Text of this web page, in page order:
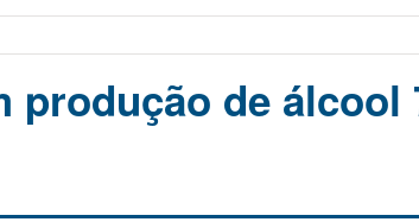
de álcool